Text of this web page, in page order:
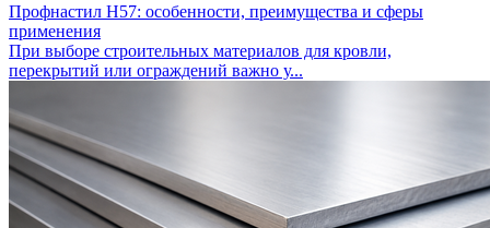
Профнастил Н57: особенности, преимущества и сферы
применения
При выборе строительных материалов для кровли,
перекрытий или ограждений важно у...